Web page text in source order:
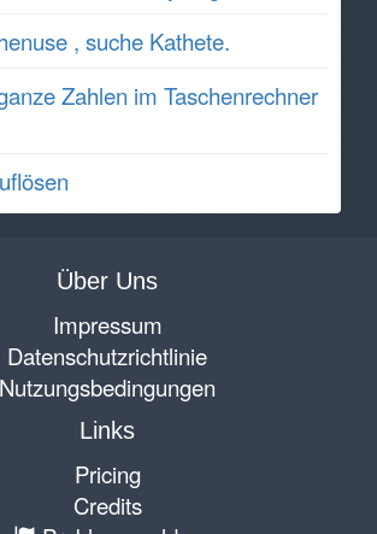
, suche Kathete.
Zahlen im Taschenrechner
Über Uns
Impressum
Datenschutzrichtlinie
Nutzungsbedingungen
Links
Pricing
Credits